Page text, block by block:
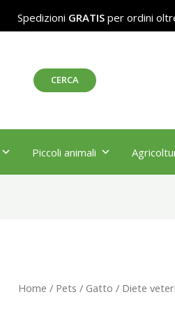
Spedizioni GRATIS per ordini
CERCA
Piccoli animali
Home / Pets / Gatto / Diete